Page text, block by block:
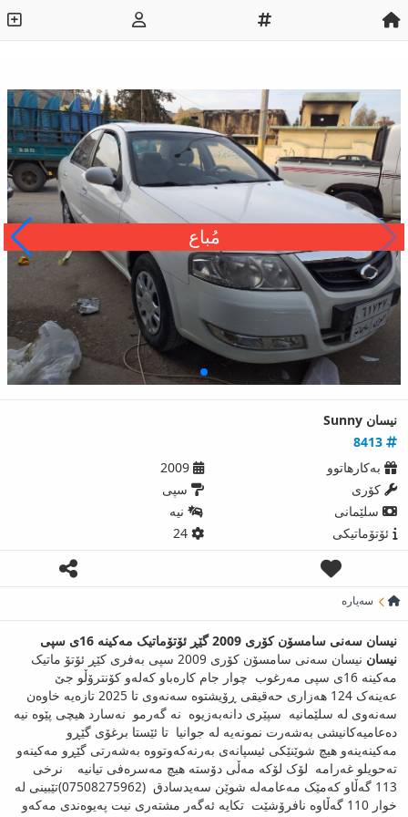
مُباع
نیسان Sunny
بەکارھاتوو
كۆری
سپی
سلێمانی
نیه‌
ئۆتۆماتیکی
سەیارە
نیسان سەنی سامسۆن کۆری 2009 گێڕ ئۆتۆماتیک مەکینە 16ی سپی
نیسان
نیسان سەنی سامسۆن کۆری 2009 سپی بەفری کێڕ ئۆتۆ ماتیک
مەکینە 16ی سپی مەرغوب چوار جام کارەباو کەلەو کۆنترۆڵو جێ
عەینەک 124 هەزاری حەقیقی ڕۆیشتوە سەنەوی تا 2025 تازەیە خاوەن
سەنەوی لە سلێمانیە سپێری دانەبەزیوە نە گەرمو نەسارد هیچی پێوە نیە
دەعامیەکانیشی بەشەرت نمونەیە لە جوانیا تا ئێستا برغۆی گێڕو
مەکینەینەو هیچ شوێنێکی ئیسپانەی بەرنەکەوتووە بەشەرتی گێڕو مەکینەو
تەحویلو غەرامە لۆک لۆکە مەڵی دۆستە هیچ مەسرەفی تیانیە نرخی
113 گەڵاو کەمێک مەعامەلە شوێن سەیدسادق (07508275962)تێبینی لە
خوار 110 گەڵاوە نافرۆشێت تکایە ئەگەر مشتەری نیت پەیوەندی مەکەو